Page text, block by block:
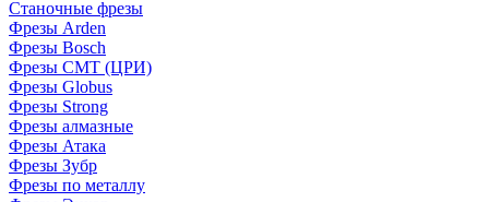
Станочные фрезы
Фрезы Arden
Фрезы Bosch
Фрезы CMT (ЦРИ)
Фрезы Globus
Фрезы Strong
Фрезы алмазные
Фрезы Атака
Фрезы Зубр
Фрезы по металлу